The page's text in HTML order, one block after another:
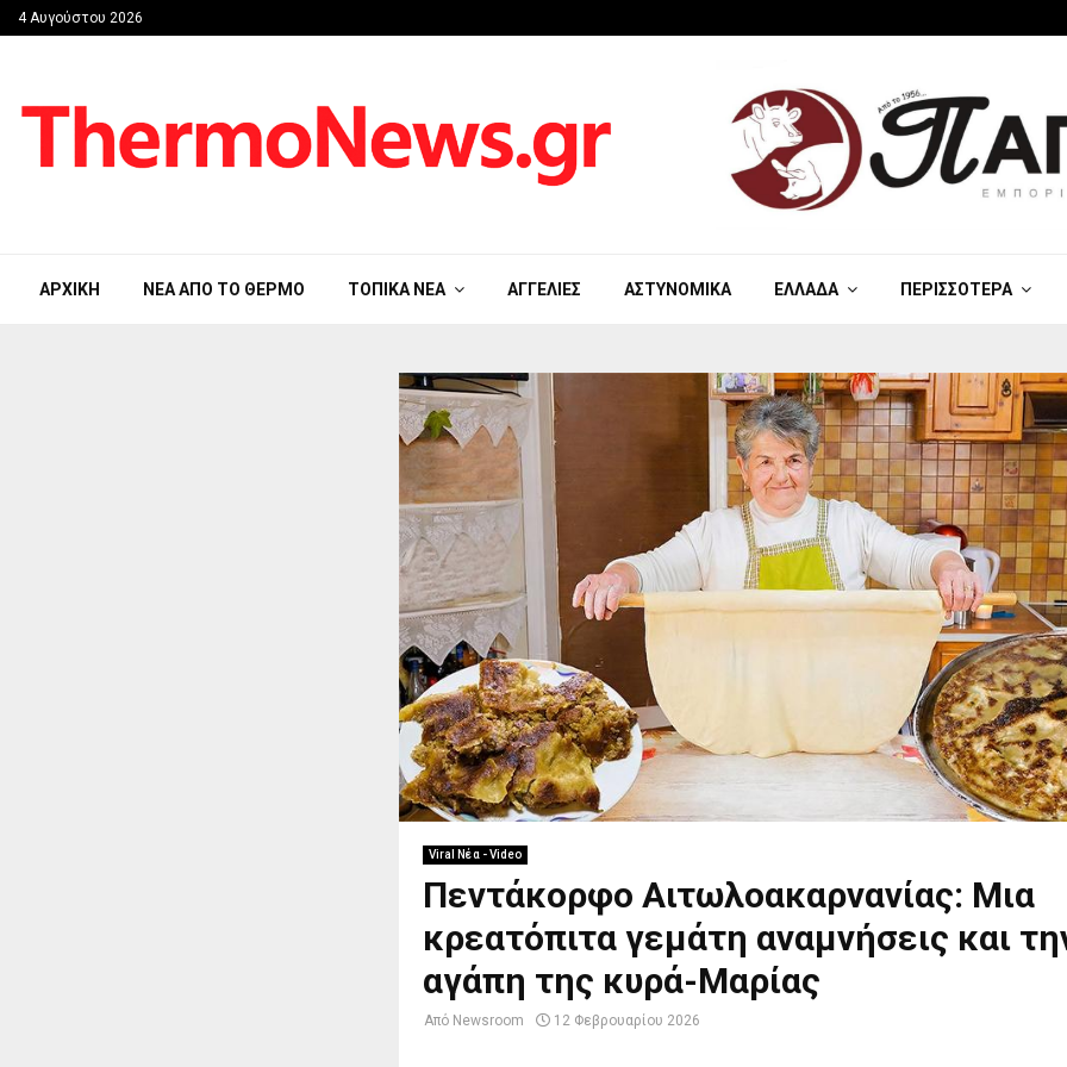
4 Αυγούστου 2026
ΑΡΧΙΚΉ ΝΈΑ ΑΠΟ ΤΟ ΘΈΡΜΟ ΤΟΠΙΚΆ ΝΈΑ ΑΓΓΕΛΊΕΣ ΑΣΤΥΝΟΜΙΚΆ ΕΛΛΆΔΑ ΠΕΡΙΣΣΌΤΕΡΑ
Viral Νέα - Video
Πεντάκορφο Αιτωλοακαρνανίας: Μια
κρεατόπιτα γεμάτη αναμνήσεις και
αγάπη της κυρά-Μαρίας
Από Newsroom 12 Φεβρουαρίου 2026